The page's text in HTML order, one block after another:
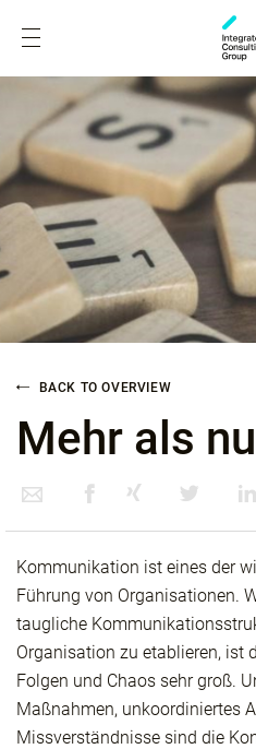
BACK TO OVERVIEW
Mehr als
Kommunikation ist eines der
Führung von Organisationen.
taugliche
Organisation zu etablieren, ist
Folgen und Chaos sehr groß.
Maßnahmen, unkoordiniertes
Missverständnisse sind die